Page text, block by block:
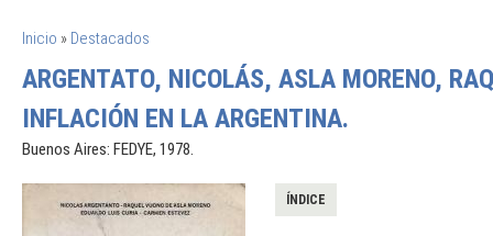
SE ENCUENTRA USTED AQUÍ
Inicio » Destacados
ARGENTATO, NICOLÁS, ASLA MORENO,
INFLACIÓN EN LA ARGENTINA.
Buenos Aires: FEDYE, 1978.
ÍNDICE